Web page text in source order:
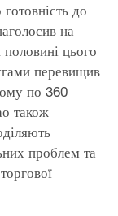
до
на
цього
перевищив
по 360
також
проблем та